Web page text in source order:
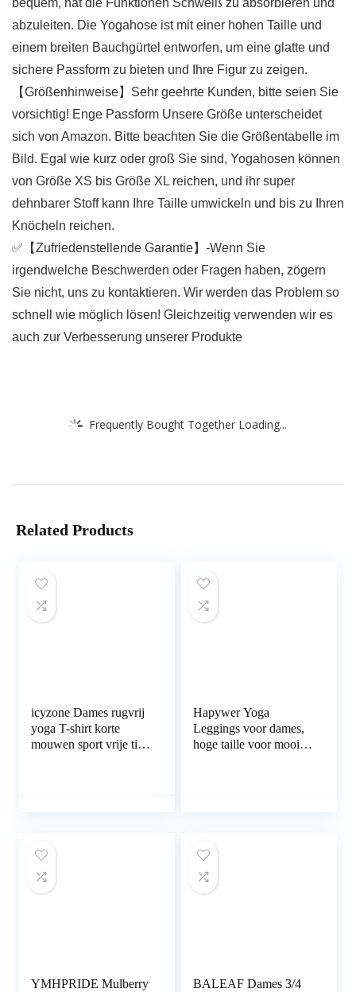
bequem, hat die Funktionen Schweiß zu absorbieren und
abzuleiten. Die Yogahose ist mit einer hohen Taille und
einem breiten Bauchgürtel entworfen, um eine glatte und
sichere Passform zu bieten und Ihre Figur zu zeigen.
【Größenhinweise】Sehr geehrte Kunden, bitte seien Sie
vorsichtig! Enge Passform Unsere Größe unterscheidet
sich von Amazon. Bitte beachten Sie die Größentabelle im
Bild. Egal wie kurz oder groß Sie sind, Yogahosen können
von Größe XS bis Größe XL reichen, und ihr super
dehnbarer Stoff kann Ihre Taille umwickeln und bis zu Ihren
Knöcheln reichen.
✅【Zufriedenstellende Garantie】-Wenn Sie
irgendwelche Beschwerden oder Fragen haben, zögern
Sie nicht, uns zu kontaktieren. Wir werden das Problem so
schnell wie möglich lösen! Gleichzeitig verwenden wir es
auch zur Verbesserung unserer Produkte
Frequently Bought Together Loading...
Related Products
icyzone Dames rugvrij
yoga T-shirt korte
mouwen sport vrije tijd
Hapywer Yoga
Leggings voor dames,
hoge taille voor mooi
YMHPRIDE Mulberry
BALEAF Dames 3/4